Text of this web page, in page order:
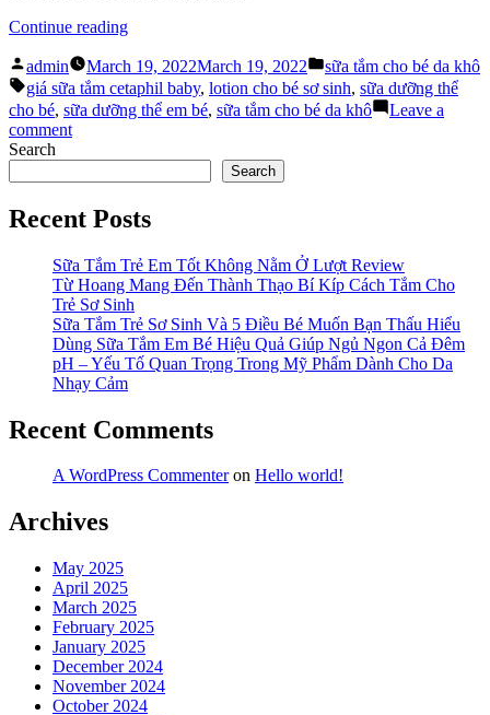
Continue reading“Bé
Khô
Da
Do
Đâu?
Tắm
Cho
Da
Posted
by
admin March 19, 2022March 19, 2022
Posted
in
sữa tắm cho bé da khô
Tags:
giá sữa tắm cetaphil baby, lotion cho bé sơ sinh, sữa dưỡng thể
cho bé, sữa dưỡng thể em bé, sữa tắm cho bé da khô
Leave a
commenton
Khô
Do
Sữa
Tắm
Cho
Bé
Da
Khô
Search
Search
Recent Posts
Sữa Tắm Trẻ Em Tốt Không Nằm Ở Lượt Review
Từ Hoang Mang Đến Thành Thạo Bí Kíp Cách Tắm Cho
Trẻ Sơ Sinh
Sữa Tắm Trẻ Sơ Sinh Và 5 Điều Bé Muốn Bạn Thấu Hiểu
Dùng Sữa Tắm Em Bé Hiệu Quả Giúp Ngủ Ngon Cả Đêm
pH – Yếu Tố Quan Trọng Trong Mỹ Phẩm Dành Cho Da
Nhạy Cảm
Recent Comments
A WordPress Commenteron Hello world!
Archives
May 2025
April 2025
March 2025
February 2025
January 2025
December 2024
November 2024
October 2024